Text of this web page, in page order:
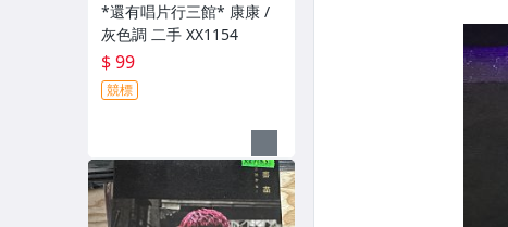
*還有唱片行三館* 康康 /
灰色調 二手 XX1154
$ 99
競標